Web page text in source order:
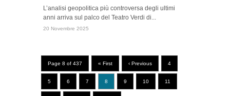
L’analisi geopolitica più controversa degli ultimi
anni arriva sul palco del Teatro Verdi di...
20 Novembre 2025
Page 8 of 437 « First ‹ Previous 4
5 6 7 8 9 10 11